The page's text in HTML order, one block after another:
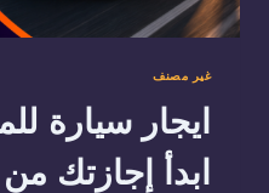
غير مصنف
ايجار سيارة
ابدأ إجازتك